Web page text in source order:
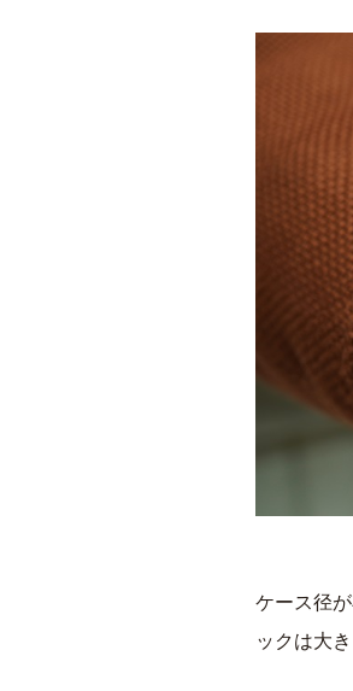
ケース径
ックは大